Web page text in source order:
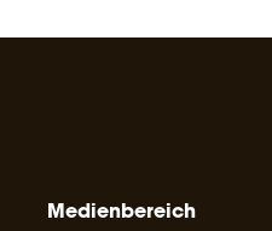
Medienbereich